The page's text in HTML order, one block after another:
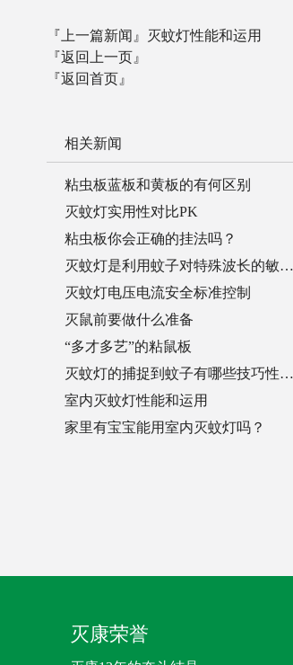
『上一篇新闻』 灭蚊灯性能和运用
『返回上一页』
『返回首页』
相关新闻
粘虫板蓝板和黄板的有何区别
灭蚊灯实用性对比PK
粘虫板你会正确的挂法吗？
灭蚊灯是利用蚊子对特殊波长的敏…
灭蚊灯电压电流安全标准控制
灭鼠前要做什么准备
“多才多艺”的粘鼠板
灭蚊灯的捕捉到蚊子有哪些技巧性…
室内灭蚊灯性能和运用
家里有宝宝能用室内灭蚊灯吗？
灭康荣誉